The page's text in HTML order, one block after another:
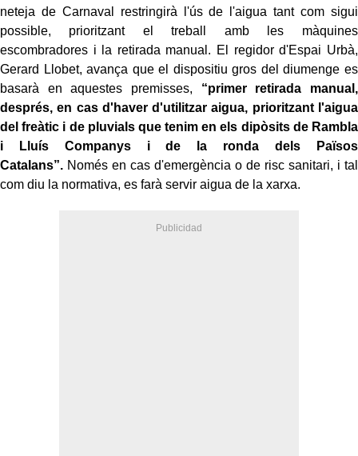
neteja de Carnaval restringirà l'ús de l'aigua tant com sigui
possible, prioritzant el treball amb les màquines
escombradores i la retirada manual. El regidor d'Espai Urbà,
Gerard Llobet, avança que el dispositiu gros del diumenge es
basarà en aquestes premisses, “primer retirada manual,
després, en cas d'haver d'utilitzar aigua, prioritzant l'aigua
del freàtic i de pluvials que tenim en els dipòsits de Rambla
i Lluís Companys i de la ronda dels Països
Catalans”. Només en cas d'emergència o de risc sanitari, i tal
com diu la normativa, es farà servir aigua de la xarxa.